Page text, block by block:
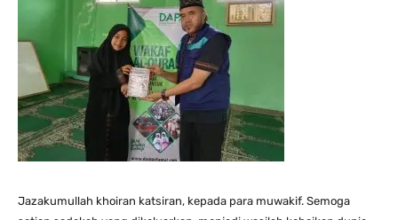
Jazakumullah khoiran katsiran, kepada para muwakif. Semoga